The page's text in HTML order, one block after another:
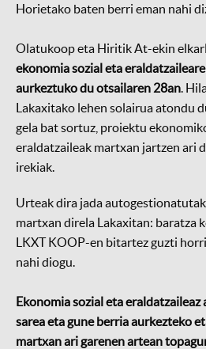
Horietako baten berri eman nahi
Olatukoop eta Hiritik At-ekin
ekonomia sozial eta
aurkeztuko du otsailaren 28an.
Lakaxitako lehen solairua atondu
gela bat sortuz, proiektu
eraldatzaileak martxan jartzen ari
irekiak.
Urteak dira jada
martxan direla Lakaxitan: baratza
LKXT KOOP-en bitartez guzti
nahi diogu.
Ekonomia sozial eta
sarea eta gune berria aurkezteko
martxan ari garenen artean